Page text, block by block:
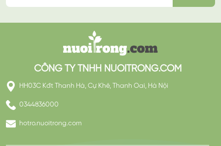
CÔNG TY TNHH NUOITRONG.COM
HH03C Kđt Thanh Hà, Cự Khê, Thanh Oai, Hà Nội
0344836000
hotro.nuoitrong.com